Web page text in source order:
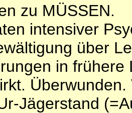
zu MÜSSEN.
intensiver
über
in frühere
Jägerstand